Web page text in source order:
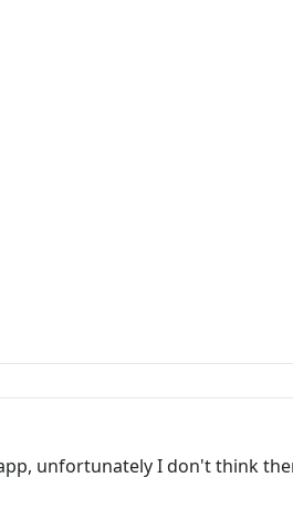
unfortunately I don't think